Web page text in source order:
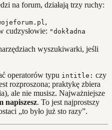
na forum, działają trzy ruchy:
,
cudzysłowie: "dokładna
wyszukiwarki, jeśli
operatorów typu intitle: czy
rozproszona; praktykę zbiera
ale nie musisz. Najważniejsze
napiszesz. To jest najprostszy
„to było już sto razy”.